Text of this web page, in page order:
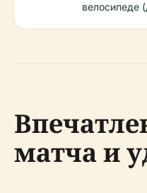
велосипеде
матча и